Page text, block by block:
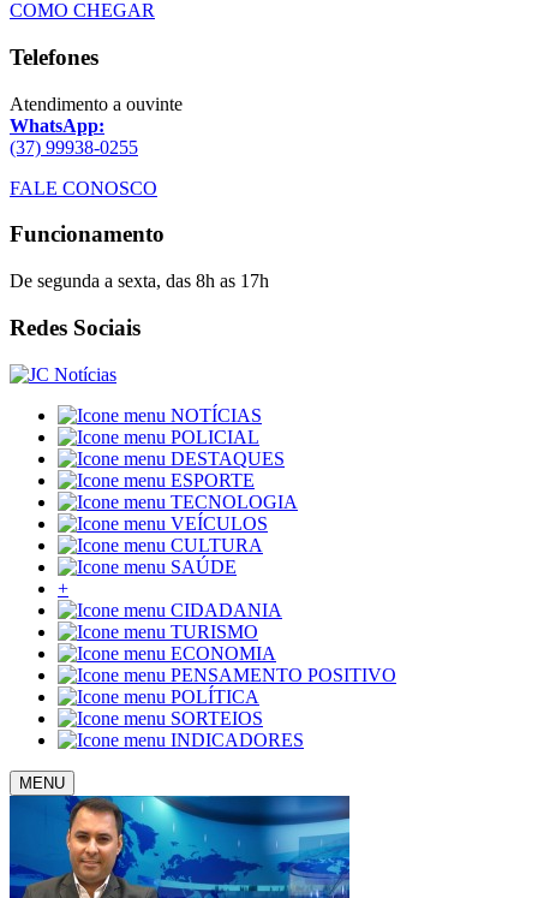
COMO CHEGAR
Telefones
Atendimento a ouvinte
WhatsApp:
(37) 99938-0255
FALE CONOSCO
Funcionamento
De segunda a sexta, das 8h as 17h
Redes Sociais
NOTÍCIAS
POLICIAL
DESTAQUES
ESPORTE
TECNOLOGIA
VEÍCULOS
CULTURA
SAÚDE
+
CIDADANIA
TURISMO
ECONOMIA
PENSAMENTO POSITIVO
POLÍTICA
SORTEIOS
INDICADORES
MENU